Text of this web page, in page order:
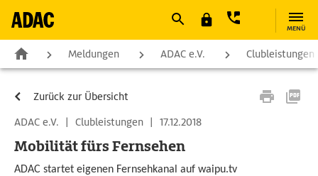
MENÜ
Meldungen ADAC e.V. Clubleistungen
Zurück zur Übersicht
ADAC e.V.
| Clubleistungen | 17.12.2018
Mobilität fürs Fernsehen
ADAC startet eigenen Fernsehkanal auf waipu.tv